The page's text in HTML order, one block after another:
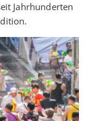
Jahrhunderten